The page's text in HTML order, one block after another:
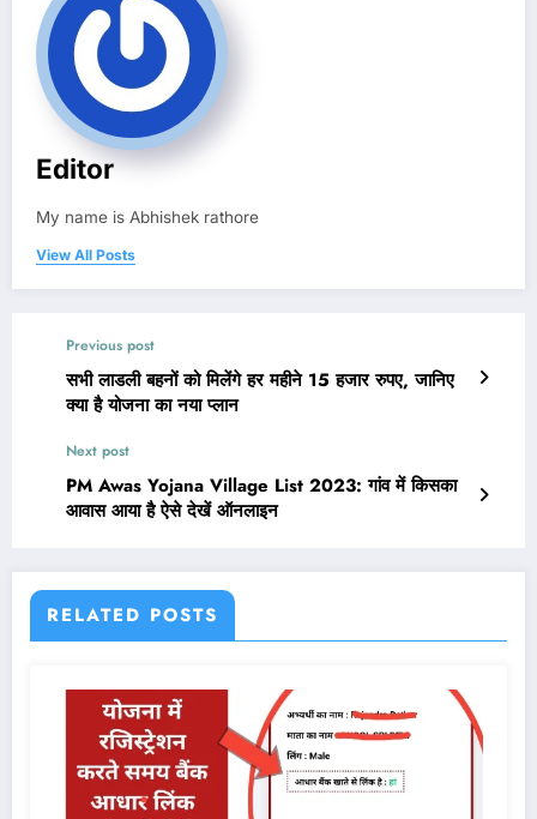
Editor
My name is Abhishek rathore
View All Posts
Previous post
सभी लाडली बहनों को मिलेंगे हर महीने 15 हजार रुपए, जानिए
क्या है योजना का नया प्लान
Next post
PM Awas Yojana Village List 2023: गांव में किसका
आवास आया है ऐसे देखें ऑनलाइन
RELATED POSTS